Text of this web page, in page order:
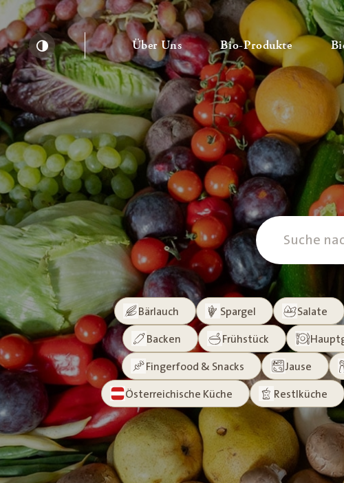
Kontrast erhöhen
Über Uns— Untermenü ausklappen
Bio-Produkte—
Bärlauch Spargel Salate
Backen Frühstück
Fingerfood & Snacks Jause
Österreichische Küche Restlküche